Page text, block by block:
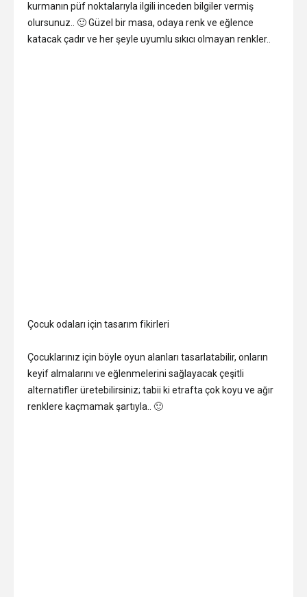
kurmanın püf noktalarıyla ilgili inceden bilgiler vermiş
olursunuz.. 🙂 Güzel bir masa, odaya renk ve eğlence
katacak çadır ve her şeyle uyumlu sıkıcı olmayan renkler..
Çocuk odaları için tasarım fikirleri
Çocuklarınız için böyle oyun alanları tasarlatabilir, onların
keyif almalarını ve eğlenmelerini sağlayacak çeşitli
alternatifler üretebilirsiniz; tabii ki etrafta çok koyu ve ağır
renklere kaçmamak şartıyla.. 🙂